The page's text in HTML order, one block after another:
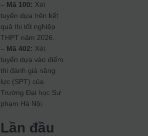
– Mã 100: Xét
tuyển dựa trên kết
quả thi tốt nghiệp
THPT năm 2026.
– Mã 402: Xét
tuyển dựa vào điểm
thi đánh giá năng
lực (SPT) của
Trường Đại học Sư
phạm Hà Nội.
Lần đầu